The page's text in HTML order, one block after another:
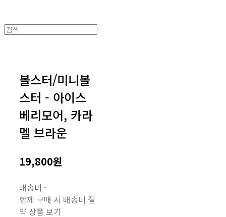
볼스터/미니볼
스터 - 아이스
베리모어, 카라
멜 브라운
19,800원
배송비-
함께 구매 시 배송비 절
약 상품 보기